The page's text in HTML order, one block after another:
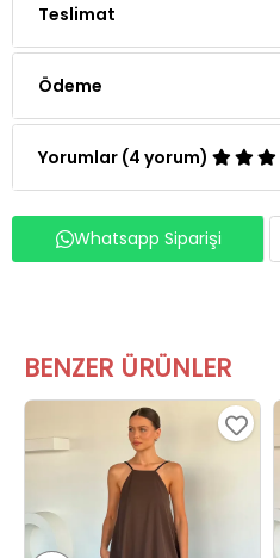
Teslimat
Ödeme
Yorumlar (4 yorum)
Whatsapp Siparişi
BENZER ÜRÜNLER